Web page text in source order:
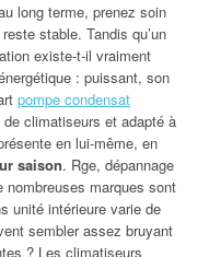
long terme, prenez soin
stable. Tandis qu’un
existe-t-il vraiment
: puissant, son
pompe condensat
climatiseurs et adapté à
en lui-même, en
saison. Rge, dépannage
nombreuses marques sont
unité intérieure varie de
sembler assez bruyant
? Les climatiseurs